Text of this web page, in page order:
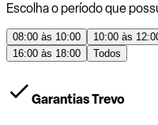
Escolha o período que
08:00 às 10:00 10:00 às
16:00 às 18:00
Todos
Garantias Trevo